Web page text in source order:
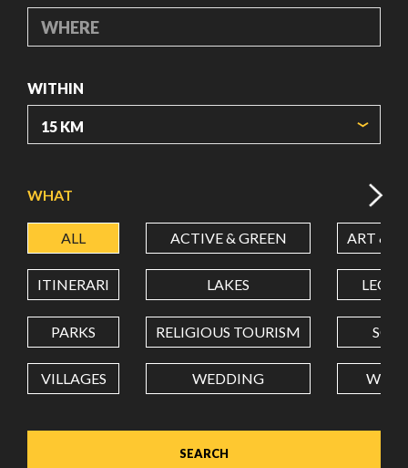
WHERE
WITHIN
LATITUDE
LONGITUDE
Value in decimal degrees. Use dot (.) as decimal separator.
WHAT
ALL ACTIVE & GREEN ART &
ITINERARI LAKES
PARKS RELIGIOUS TOURISM
VILLAGES WEDDING